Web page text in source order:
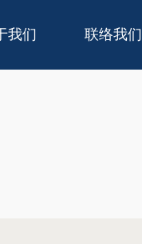
我们 联络我们